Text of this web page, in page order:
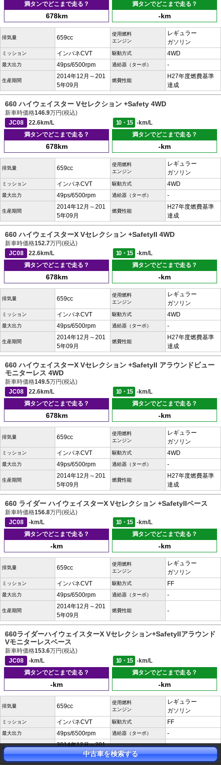
満タンでどこまで走る？
678km
満タンでどこまで走る？
-km
排気量 659cc
使用燃料
エンジン
レギュラー
ガソリン
ミッション インパネCVT 駆動方式 4WD
最大出力 49ps/6500rpm 過給器（ターボ） -
生産期間
2014年12月～201
5年09月
燃費性能
H27年度燃費基準
達成
660 ハイウェイスター Vセレクション +Safety 4WD
新車時価格146.9万円(税込)
JC08
22.6km/L 10・15
-km/L
満タンでどこまで走る？
678km
満タンでどこまで走る？
-km
排気量 659cc
使用燃料
エンジン
レギュラー
ガソリン
ミッション インパネCVT 駆動方式 4WD
最大出力 49ps/6500rpm 過給器（ターボ） -
生産期間
2014年12月～201
5年09月
燃費性能
H27年度燃費基準
達成
660 ハイウェイスターX Vセレクション +SafetyII 4WD
新車時価格152.7万円(税込)
JC08
22.6km/L 10・15
-km/L
満タンでどこまで走る？
678km
満タンでどこまで走る？
-km
排気量 659cc
使用燃料
エンジン
レギュラー
ガソリン
ミッション インパネCVT 駆動方式 4WD
最大出力 49ps/6500rpm 過給器（ターボ） -
生産期間
2014年12月～201
5年09月
燃費性能
H27年度燃費基準
達成
660 ハイウェイスターX Vセレクション +SafetyII アラウンドビュー
モニターレス 4WD
新車時価格149.5万円(税込)
JC08
22.6km/L 10・15
-km/L
満タンでどこまで走る？
678km
満タンでどこまで走る？
-km
排気量 659cc
使用燃料
エンジン
レギュラー
ガソリン
ミッション インパネCVT 駆動方式 4WD
最大出力 49ps/6500rpm 過給器（ターボ） -
生産期間
2014年12月～201
5年09月
燃費性能
H27年度燃費基準
達成
660 ライダー ハイウェイスターX Vセレクション +SafetyIIベース
新車時価格156.8万円(税込)
JC08
-km/L 10・15
-km/L
満タンでどこまで走る？
-km
満タンでどこまで走る？
-km
排気量 659cc
使用燃料
エンジン
レギュラー
ガソリン
ミッション インパネCVT 駆動方式 FF
最大出力 49ps/6500rpm 過給器（ターボ） -
生産期間
2014年12月～201
5年09月
燃費性能 -
660ライダーハイウェイスターX Vセレクション+SafetyIIアラウンド
Vモニターレスベース
新車時価格153.6万円(税込)
JC08
-km/L 10・15
-km/L
満タンでどこまで走る？
-km
満タンでどこまで走る？
-km
排気量 659cc
使用燃料
エンジン
レギュラー
ガソリン
ミッション インパネCVT 駆動方式 FF
最大出力 49ps/6500rpm 過給器（ターボ） -
生産期間
2014年12月～201
5年09月
燃費性能 -
中古車を検索する